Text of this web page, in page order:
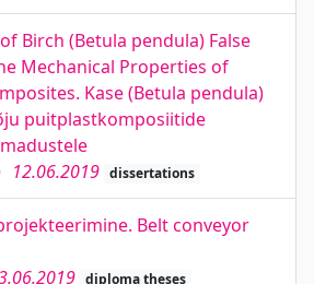
Birch (Betula pendula) False
Mechanical Properties of
Kase (Betula pendula)
puitplastkomposiitide
12.06.2019 dissertations
Belt conveyor
diploma theses